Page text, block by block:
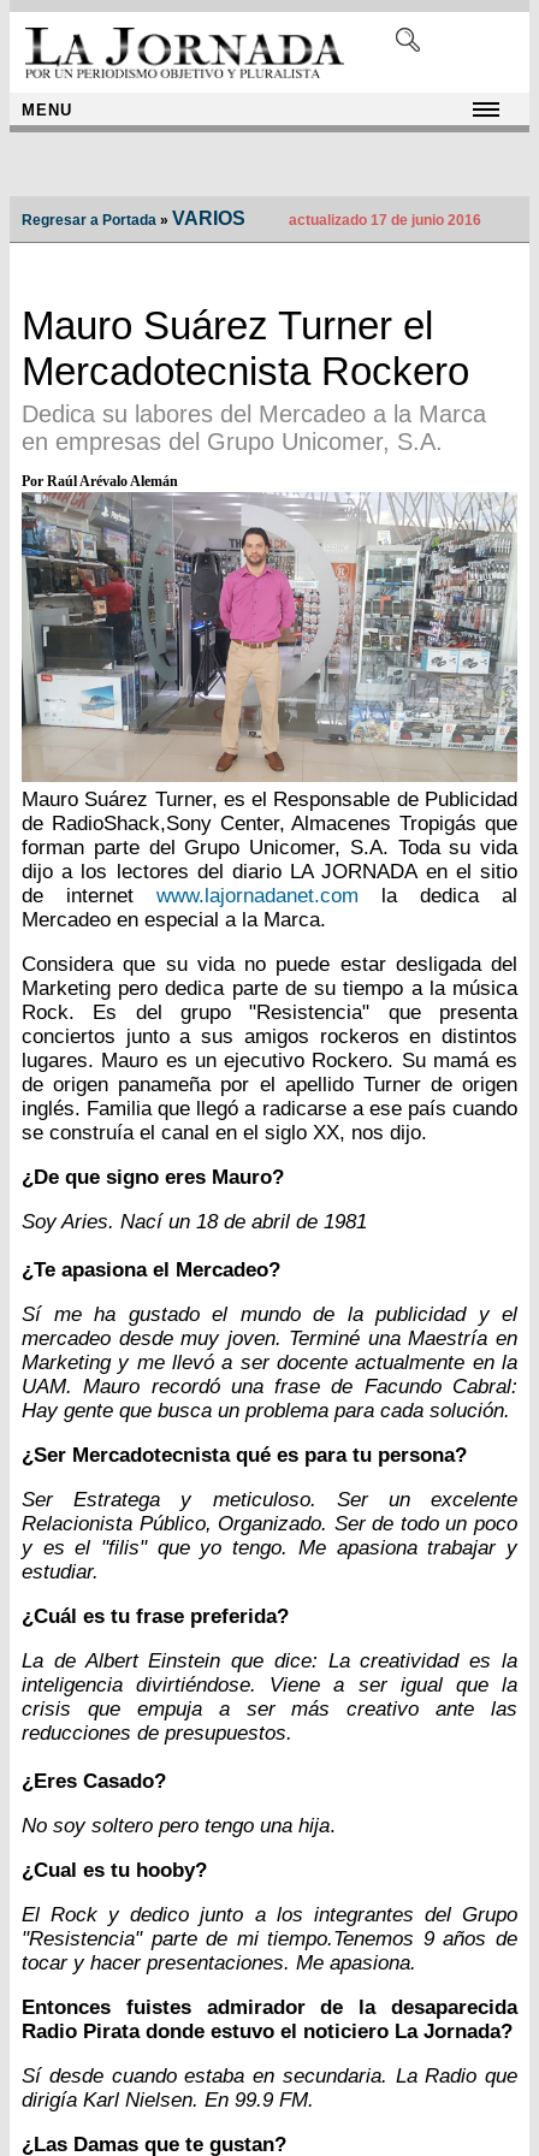
MENU
Regresar a Portada » VARIOS actualizado 17 de junio 2016
Mauro Suárez Turner el
Mercadotecnista Rockero
Dedica su labores del Mercadeo a la Marca
en empresas del Grupo Unicomer, S.A.
Por Raúl Arévalo Alemán
Mauro Suárez Turner, es el Responsable de Publicidad
de RadioShack,Sony Center, Almacenes Tropigás que
forman parte del Grupo Unicomer, S.A. Toda su vida
dijo a los lectores del diario LA JORNADA en el sitio
de internet www.lajornadanet.com la dedica al
Mercadeo en especial a la Marca.
Considera que su vida no puede estar desligada del
Marketing pero dedica parte de su tiempo a la música
Rock. Es del grupo "Resistencia" que presenta
conciertos junto a sus amigos rockeros en distintos
lugares. Mauro es un ejecutivo Rockero. Su mamá es
de origen panameña por el apellido Turner de origen
inglés. Familia que llegó a radicarse a ese país cuando
se construía el canal en el siglo XX, nos dijo.
¿De que signo eres Mauro?
Soy Aries. Nací un 18 de abril de 1981
¿Te apasiona el Mercadeo?
Sí me ha gustado el mundo de la publicidad y el
mercadeo desde muy joven. Terminé una Maestría en
Marketing y me llevó a ser docente actualmente en la
UAM. Mauro recordó una frase de Facundo Cabral:
Hay gente que busca un problema para cada solución.
¿Ser Mercadotecnista qué es para tu persona?
Ser Estratega y meticuloso. Ser un excelente
Relacionista Público, Organizado. Ser de todo un poco
y es el "filis" que yo tengo. Me apasiona trabajar y
estudiar.
¿Cuál es tu frase preferida?
La de Albert Einstein que dice: La creatividad es la
inteligencia divirtiéndose. Viene a ser igual que la
crisis que empuja a ser más creativo ante las
reducciones de presupuestos.
¿Eres Casado?
No soy soltero pero tengo una hija.
¿Cual es tu hooby?
El Rock y dedico junto a los integrantes del Grupo
"Resistencia" parte de mi tiempo.Tenemos 9 años de
tocar y hacer presentaciones. Me apasiona.
Entonces fuistes admirador de la desaparecida
Radio Pirata donde estuvo el noticiero La Jornada?
Sí desde cuando estaba en secundaria. La Radio que
dirigía Karl Nielsen. En 99.9 FM.
¿Las Damas que te gustan?